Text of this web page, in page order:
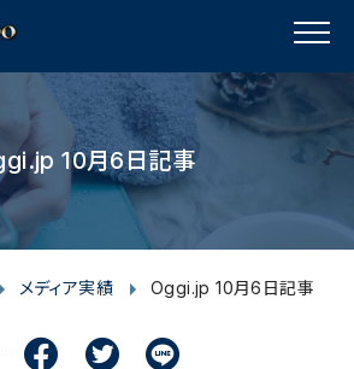
MENU
10月6日記事
メディア実績 Oggi.jp 10月6日記事
c
e
b
o
o
k
i
t
t
e
n
e
s
t
a
g
r
a
m
c
e
b
o
k
i
t
t
e
r
u
t
u
e